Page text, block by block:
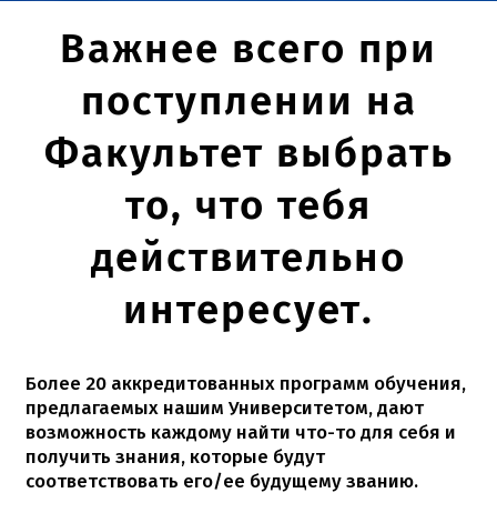
Важнее всего при
поступлении на
Факультет выбрать
то, что тебя
действительно
интересует.
Более 20 аккредитованных программ обучения,
предлагаемых нашим Университетом, дают
возможность каждому найти что-то для себя и
получить знания, которые будут
соответствовать его/ее будущему званию.